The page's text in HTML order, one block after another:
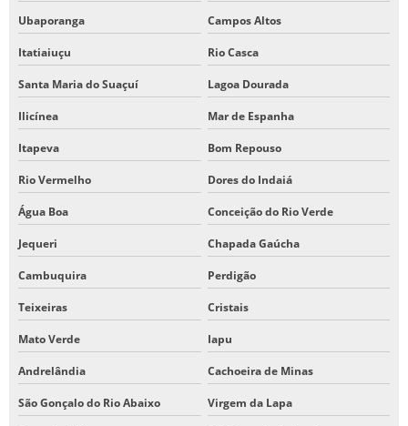
Ubaporanga Campos Altos
Itatiaiuçu Rio Casca
Santa Maria do Suaçuí Lagoa Dourada
Ilicínea Mar de Espanha
Itapeva Bom Repouso
Rio Vermelho Dores do Indaiá
Água Boa Conceição do Rio Verde
Jequeri Chapada Gaúcha
Cambuquira Perdigão
Teixeiras Cristais
Mato Verde Iapu
Andrelândia Cachoeira de Minas
São Gonçalo do Rio Abaixo Virgem da Lapa